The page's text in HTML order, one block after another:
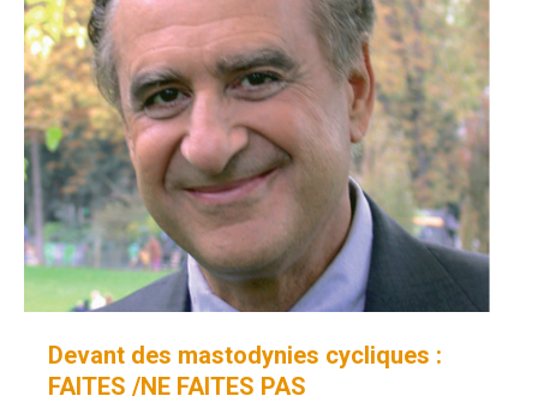
Devant des mastodynies cycliques :
FAITES /NE FAITES PAS